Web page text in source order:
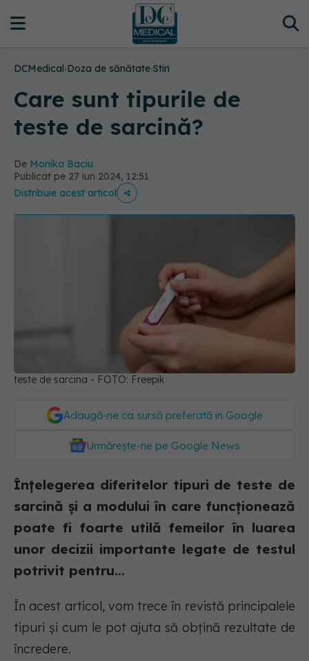
DCMedical›Doza de sănătate›Stiri
Care sunt tipurile de
teste de sarcină?
De Monika Baciu
Publicat pe 27 iun 2024, 12:51
Distribuie acest articol
teste de sarcina - FOTO: Freepik
Adaugă-ne ca sursă preferată în Google
Urmărește-ne pe Google News
Înțelegerea diferitelor tipuri de teste de
sarcină și a modului în care funcționează
poate fi foarte utilă femeilor în luarea
unor decizii importante legate de testul
potrivit pentru...
În acest articol, vom trece în revistă principalele
tipuri și cum le pot ajuta să obțină rezultate de
încredere.